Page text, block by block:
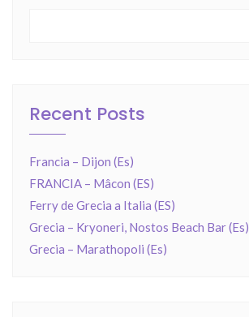
Recent Posts
Francia – Dijon (Es)
FRANCIA – Mâcon (ES)
Ferry de Grecia a Italia (ES)
Grecia – Kryoneri, Nostos Beach Bar (Es)
Grecia – Marathopoli (Es)